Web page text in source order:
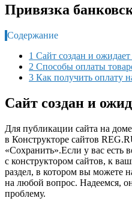
Привязка
Содержание
1 Сайт создан и
2 Способы оплаты
3 Как получить оплату
Сайт создан и
Для публикации сайта на
в Конструкторе сайтов
«Сохранить».Если у вас есть
с конструктором сайтов, к
раздел, в котором вы можете
на любой вопрос. Надеемся,
проблему.